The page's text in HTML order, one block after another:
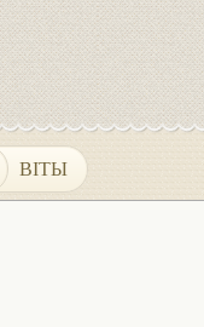
ВІТЫ